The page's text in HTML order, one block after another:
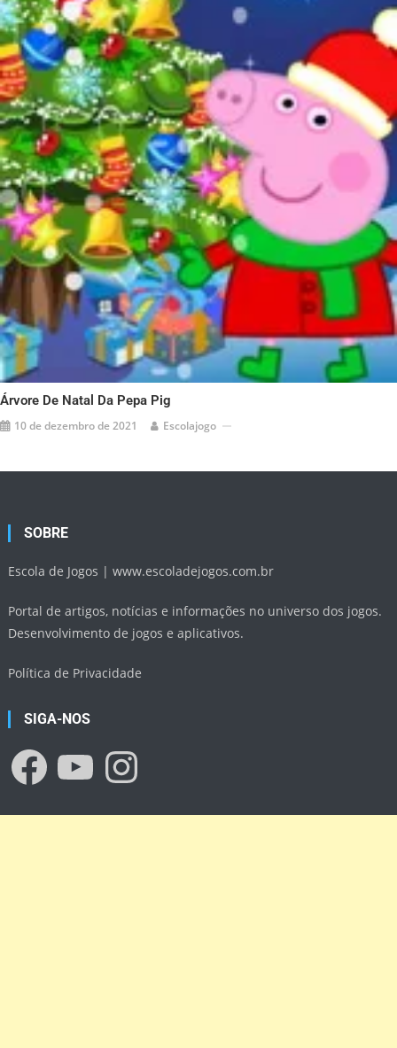
Árvore De Natal Da Pepa Pig
10 de dezembro de 2021 Escolajogo
SOBRE
Escola de Jogos |www.escoladejogos.com.br
Portal de artigos, notícias e informações no universo dos jogos.
Desenvolvimento de jogos e aplicativos.
Política de Privacidade
SIGA-NOS